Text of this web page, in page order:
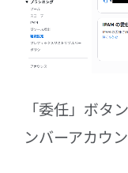
「委任」ボタ
ンバーアカウ